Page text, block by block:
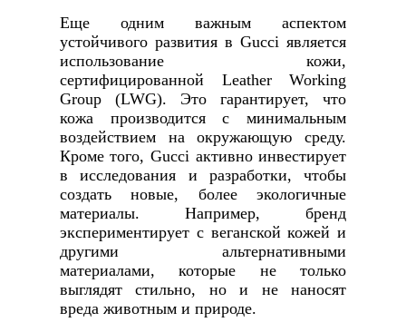
Еще одним важным аспектом
устойчивого развития в Gucci является
использование кожи,
сертифицированной Leather Working
Group (LWG). Это гарантирует, что
кожа производится с минимальным
воздействием на окружающую среду.
Кроме того, Gucci активно инвестирует
в исследования и разработки, чтобы
создать новые, более экологичные
материалы. Например, бренд
экспериментирует с веганской кожей и
другими альтернативными
материалами, которые не только
выглядят стильно, но и не наносят
вреда животным и природе.